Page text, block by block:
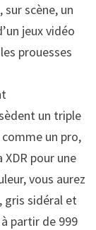
scène, un
jeux vidéo
prouesses
un triple
un pro,
pour une
vous aurez
gris sidéral et
partir de 999